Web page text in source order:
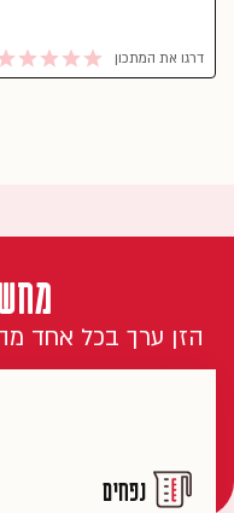
דרגו את המתכון
הזן ערך בכל אחד
נפחים